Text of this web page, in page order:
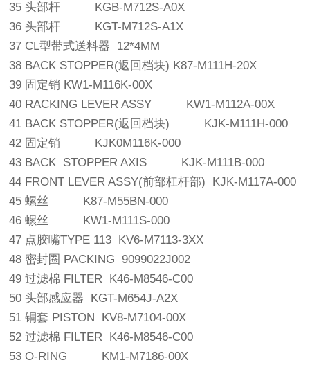
35 头部杆 KGB-M712S-A0X
36 头部杆 KGT-M712S-A1X
37 CL型带式送料器 12*4MM
38 BACK STOPPER(返回档块) K87-M111H-20X
39 固定销 KW1-M116K-00X
40 RACKING LEVER ASSY KW1-M112A-00X
41 BACK STOPPER(返回档块) KJK-M111H-000
42 固定销 KJK0M116K-000
43 BACK STOPPER AXIS KJK-M111B-000
44 FRONT LEVER ASSY(前部杠杆部) KJK-M117A-000
45 螺丝 K87-M55BN-000
46 螺丝 KW1-M111S-000
47 点胶嘴TYPE 113 KV6-M7113-3XX
48 密封圈 PACKING 9099022J002
49 过滤棉 FILTER K46-M8546-C00
50 头部感应器 KGT-M654J-A2X
51 铜套 PISTON KV8-M7104-00X
52 过滤棉 FILTER K46-M8546-C00
53 O-RING KM1-M7186-00X